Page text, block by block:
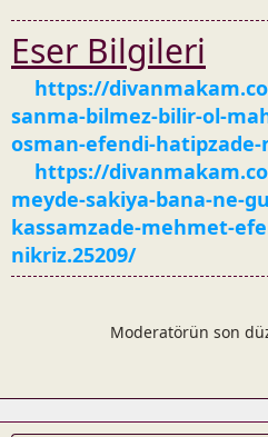
Eser Bilgileri
https://
sanma-bilmez-bilir-ol-
osman-efendi-hatipzade-
https://
meyde-sakiya-bana-ne-
kassamzade-mehmet-
nikriz.25209/
Moderatörün son